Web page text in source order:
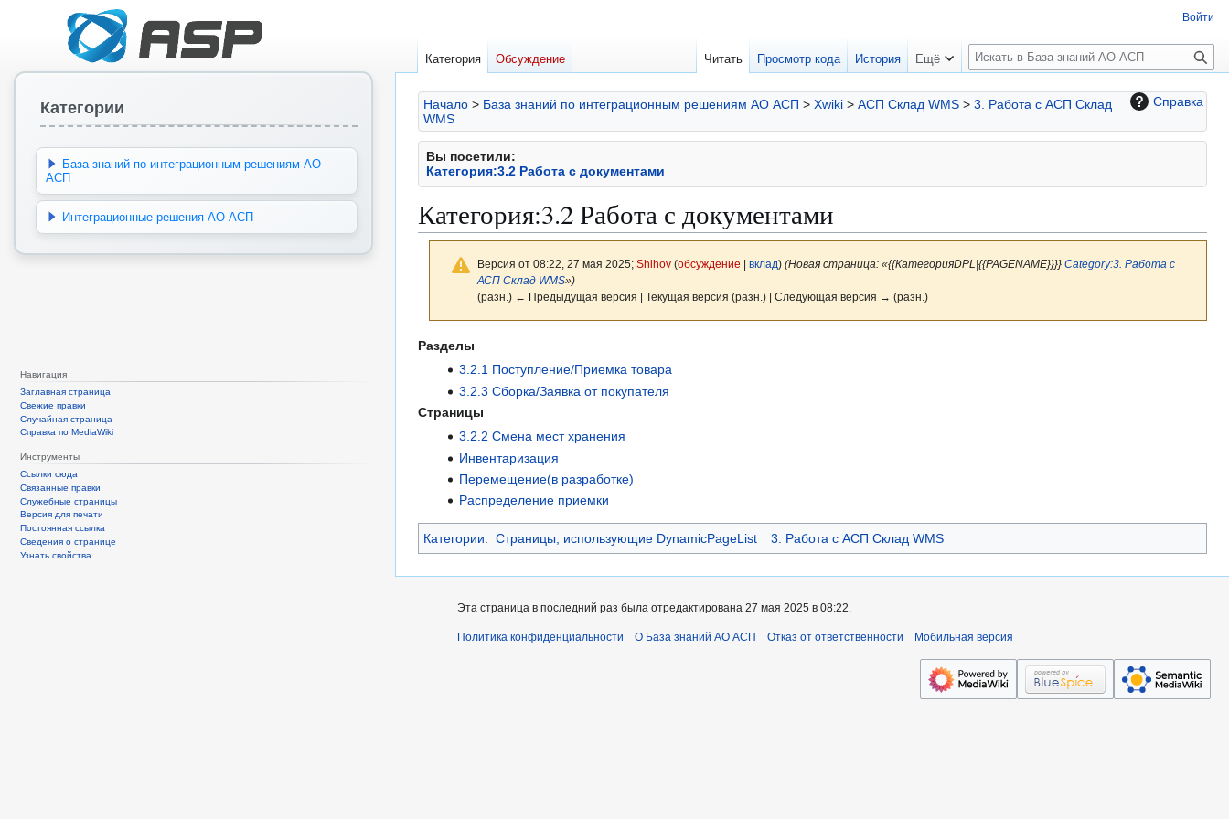
Справка
Начало > База знаний по интеграционным решениям АО АСП > Xwiki > АСП Склад WMS > 3. Работа с АСП Склад
WMS
Вы посетили:
Категория:3.2 Работа с документами
Категория:3.2 Работа с документами
Версия от 08:22, 27 мая 2025; Shihov (обсуждение | вклад) (Новая страница: «{{КатегорияDPL|{{PAGENAME}}}} Category:3. Работа с
АСП Склад WMS»)
(разн.) ← Предыдущая версия | Текущая версия (разн.) | Следующая версия → (разн.)
Перейти
навигации
Перейти
Разделы
3.2.1 Поступление/Приемка товара
3.2.3 Сборка/Заявка от покупателя
Страницы
3.2.2 Смена мест хранения
Инвентаризация
Перемещение(в разработке)
Распределение приемки
Категории: Страницы, использующие DynamicPageList 3. Работа с АСП Склад WMS
Войти
Категория Обсуждение Читать Просмотр кода История Ещё
П
о
и
с
к
Категории
База знаний по интеграционным решениям АО
АСП
Интеграционные решения АО АСП
Навигация
Заглавная страница
Свежие правки
Случайная страница
Справка по MediaWiki
Инструменты
Ссылки сюда
Связанные правки
Служебные страницы
Версия для печати
Постоянная ссылка
Сведения о странице
Узнать свойства
Эта страница в последний раз была отредактирована 27 мая 2025 в 08:22.
Политика конфиденциальности О База знаний АО АСП Отказ от ответственности Мобильная версия